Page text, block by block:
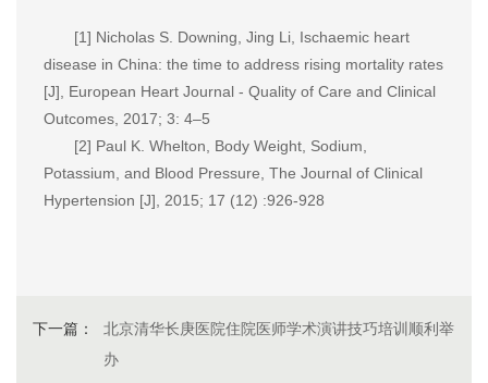
[1] Nicholas S. Downing, Jing Li, Ischaemic heart
disease in China: the time to address rising mortality rates
[J], European Heart Journal - Quality of Care and Clinical
Outcomes, 2017; 3: 4–5
[2] Paul K. Whelton, Body Weight, Sodium,
Potassium, and Blood Pressure, The Journal of Clinical
Hypertension [J], 2015; 17 (12) :926-928
下一篇：
北京清华长庚医院住院医师学术演讲技巧培训顺利举
办